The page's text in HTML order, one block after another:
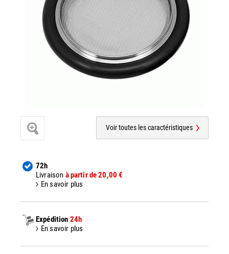
Voir toutes les caractéristiques
72h
Livraison à partir de 20,00 €
En savoir plus
Expédition 24h
En savoir plus